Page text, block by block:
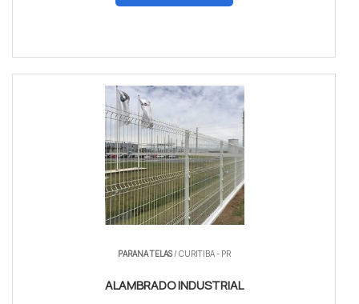
PARANA TELAS/ CURITIBA - PR
ALAMBRADO INDUSTRIAL